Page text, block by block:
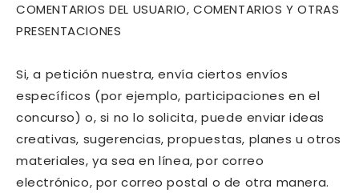
COMENTARIOS DEL USUARIO, COMENTARIOS Y OTRAS
PRESENTACIONES
Si, a petición nuestra, envía ciertos envíos
específicos (por ejemplo, participaciones en el
concurso) o, si no lo solicita, puede enviar ideas
creativas, sugerencias, propuestas, planes u otros
materiales, ya sea en línea, por correo
electrónico, por correo postal o de otra manera.